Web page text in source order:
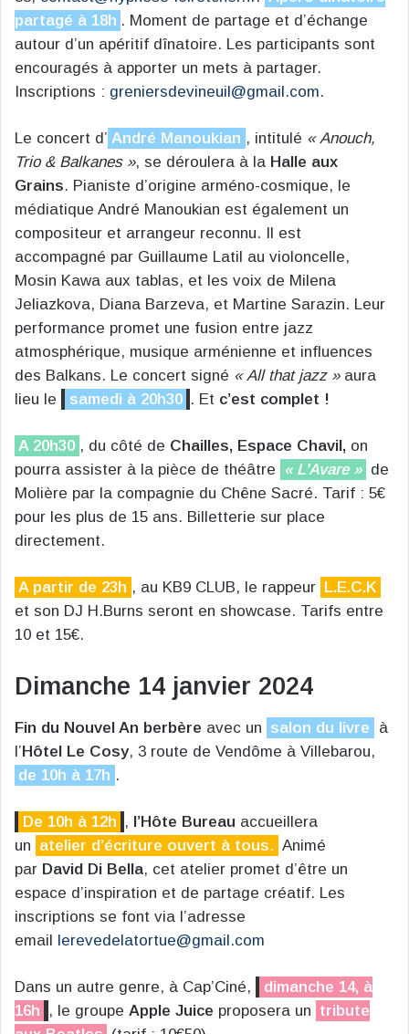
partagé à 18h . Moment de partage et d’échange
autour d’un apéritif dînatoire. Les participants sont
encouragés à apporter un mets à partager.
Inscriptions : greniersdevineuil@gmail.com.
Le concert d’ André Manoukian , intitulé « Anouch,
Trio & Balkanes », se déroulera à la Halle aux
Grains. Pianiste d’origine arméno-cosmique, le
médiatique André Manoukian est également un
compositeur et arrangeur reconnu. Il est
accompagné par Guillaume Latil au violoncelle,
Mosin Kawa aux tablas, et les voix de Milena
Jeliazkova, Diana Barzeva, et Martine Sarazin. Leur
performance promet une fusion entre jazz
atmosphérique, musique arménienne et influences
des Balkans. Le concert signé « All that jazz »aura
lieu le
samedi à 20h30 . Et c’est complet !
A 20h30 , du côté de Chailles, Espace Chavil,on
pourra assister à la pièce de théâtre
« L’Avare » de
Molière par la compagnie du Chêne Sacré. Tarif : 5€
pour les plus de 15 ans. Billetterie sur place
directement.
A partir de 23h , au KB9 CLUB, le rappeur
L.E.C.K
et son DJ H.Burns seront en showcase. Tarifs entre
10 et 15€.
Dimanche 14 janvier 2024
Fin du Nouvel An berbère avec un salon du livre
à
l’Hôtel Le Cosy, 3 route de Vendôme à Villebarou,
de 10h à 17h .
De 10h à 12h , l’Hôte Bureau accueillera
un atelier d’écriture ouvert à tous. Animé
par David Di Bella, cet atelier promet d’être un
espace d’inspiration et de partage créatif. Les
inscriptions se font via l’adresse
email lerevedelatortue@gmail.com
Dans un autre genre, à Cap’Ciné,
dimanche 14, à
16h
, le groupe Apple Juice proposera un tribute